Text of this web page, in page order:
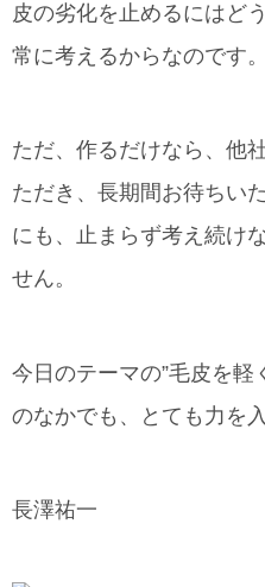
皮の劣化を止めるにはど
常に考えるからなのです。
ただ、作るだけなら、他
ただき、長期間お待ちい
にも、止まらず考え続け
せん。
今日のテーマの”毛皮を軽
のなかでも、とても力を
長澤祐一